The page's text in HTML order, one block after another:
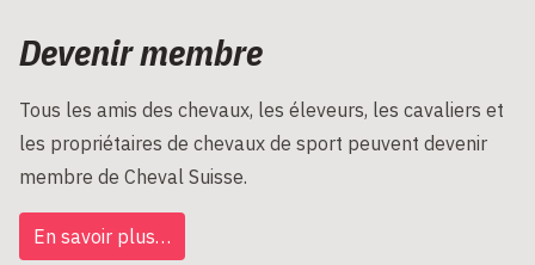
Devenir membre
Tous les amis des chevaux, les éleveurs, les cavaliers et
les propriétaires de chevaux de sport peuvent devenir
membre de Cheval Suisse.
En savoir plus…